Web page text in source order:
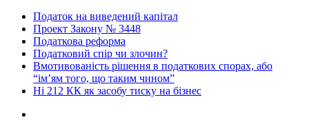
Податок на виведений капітал
Проект Закону № 3448
Податкова реформа
Податковий спір чи злочин?
Вмотивованість рішення в податкових спорах, або
“ім’ям того, що таким чином”
Ні 212 КК як засобу тиску на бізнес